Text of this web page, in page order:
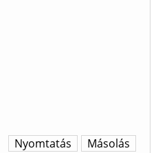
Másolás
Nyomtatás